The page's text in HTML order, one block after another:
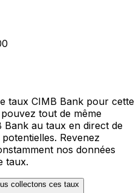
taux CIMB Bank pour cette
tout de même
Bank au taux en direct de
Revenez
nos données
taux.
collectons ces taux